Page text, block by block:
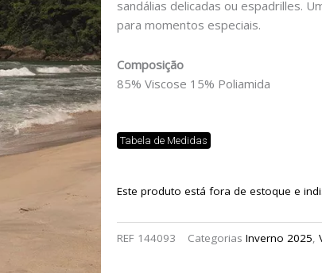
sandálias delicadas ou espadrilles.
para momentos especiais.
Composição
85% Viscose 15% Poliamida
Tabela de Medidas
Este produto está fora de estoque e
REF 144093 Categorias Inverno 2025,